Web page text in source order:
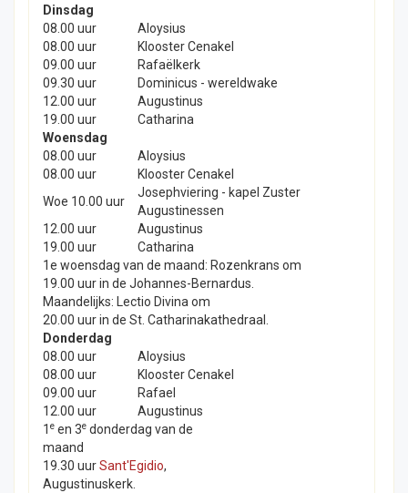
Dinsdag
08.00 uur
Aloysius
08.00 uur
Klooster Cenakel
09.00 uur
Rafaëlkerk
09.30 uur
Dominicus - wereldwake
12.00 uur
Augustinus
19.00 uur
Catharina
Woensdag
08.00 uur
Aloysius
08.00 uur
Klooster Cenakel
Woe 10.00 uur
Josephviering - kapel Zuster
Augustinessen
12.00 uur
Augustinus
19.00 uur
Catharina
1e woensdag van de maand: Rozenkrans om
19.00 uur in de Johannes-Bernardus.
Maandelijks: Lectio Divina om
20.00 uur in de St. Catharinakathedraal.
Donderdag
08.00 uur
Aloysius
08.00 uur
Klooster Cenakel
09.00 uur
Rafael
12.00 uur
Augustinus
1 e en 3e donderdag van de
maand
19.30 uurSant'Egidio,
Augustinuskerk.